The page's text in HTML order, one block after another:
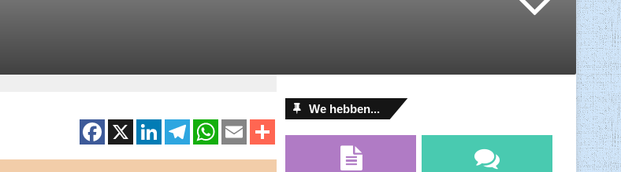
F
a
X
Li
n
T
el
W
h
E
m
D
el
We hebben...